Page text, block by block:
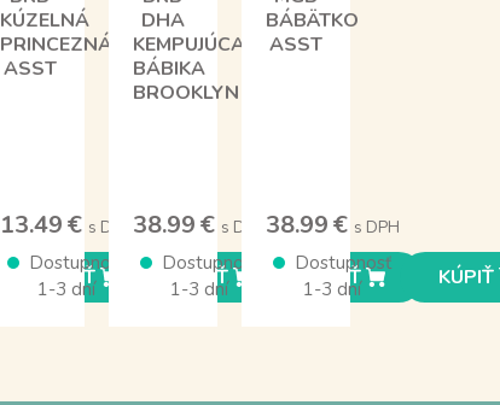
KÚPIŤ
KÚZELNÁ
PRINCEZNÁ
ASST
13.49 € s DPH
Dostupnosť
1-3 dní
KÚPIŤ
DHA
KEMPUJÚCA
BÁBIKA
BROOKLYN
38.99 € s DPH
Dostupnosť
1-3 dní
KÚPIŤ
BÁBÄTKO
ASST
38.99 € s DPH
Dostupnosť
1-3 dní
KÚPIŤ